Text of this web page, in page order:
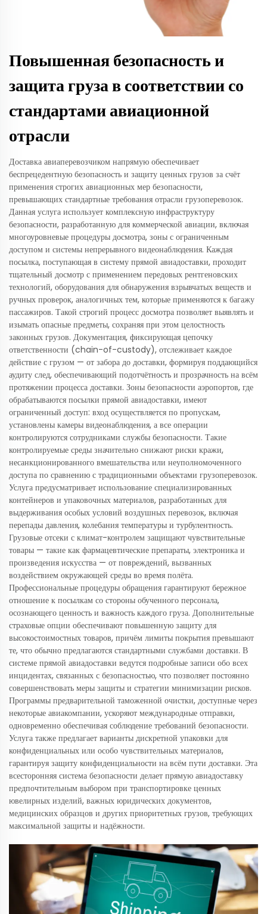
Повышенная безопасность и
защита груза в соответствии со
стандартами авиационной
отрасли
Доставка авиаперевозчиком напрямую обеспечивает
беспрецедентную безопасность и защиту ценных грузов за счёт
применения строгих авиационных мер безопасности,
превышающих стандартные требования отрасли грузоперевозок.
Данная услуга использует комплексную инфраструктуру
безопасности, разработанную для коммерческой авиации, включая
многоуровневые процедуры досмотра, зоны с ограниченным
доступом и системы непрерывного видеонаблюдения. Каждая
посылка, поступающая в систему прямой авиадоставки, проходит
тщательный досмотр с применением передовых рентгеновских
технологий, оборудования для обнаружения взрывчатых веществ и
ручных проверок, аналогичных тем, которые применяются к багажу
пассажиров. Такой строгий процесс досмотра позволяет выявлять и
изымать опасные предметы, сохраняя при этом целостность
законных грузов. Документация, фиксирующая цепочку
ответственности (chain-of-custody), отслеживает каждое
действие с грузом — от забора до доставки, формируя поддающийся
аудиту след, обеспечивающий подотчётность и прозрачность на всём
протяжении процесса доставки. Зоны безопасности аэропортов, где
обрабатываются посылки прямой авиадоставки, имеют
ограниченный доступ: вход осуществляется по пропускам,
установлены камеры видеонаблюдения, а все операции
контролируются сотрудниками службы безопасности. Такие
контролируемые среды значительно снижают риски кражи,
несанкционированного вмешательства или неуполномоченного
доступа по сравнению с традиционными объектами грузоперевозок.
Услуга предусматривает использование специализированных
контейнеров и упаковочных материалов, разработанных для
выдерживания особых условий воздушных перевозок, включая
перепады давления, колебания температуры и турбулентность.
Грузовые отсеки с климат-контролем защищают чувствительные
товары — такие как фармацевтические препараты, электроника и
произведения искусства — от повреждений, вызванных
воздействием окружающей среды во время полёта.
Профессиональные процедуры обращения гарантируют бережное
отношение к посылкам со стороны обученного персонала,
осознающего ценность и важность каждого груза. Дополнительные
страховые опции обеспечивают повышенную защиту для
высокостоимостных товаров, причём лимиты покрытия превышают
те, что обычно предлагаются стандартными службами доставки. В
системе прямой авиадоставки ведутся подробные записи обо всех
инцидентах, связанных с безопасностью, что позволяет постоянно
совершенствовать меры защиты и стратегии минимизации рисков.
Программы предварительной таможенной очистки, доступные через
некоторые авиакомпании, ускоряют международные отправки,
одновременно обеспечивая соблюдение требований безопасности.
Услуга также предлагает варианты дискретной упаковки для
конфиденциальных или особо чувствительных материалов,
гарантируя защиту конфиденциальности на всём пути доставки. Эта
всесторонняя система безопасности делает прямую авиадоставку
предпочтительным выбором при транспортировке ценных
ювелирных изделий, важных юридических документов,
медицинских образцов и других приоритетных грузов, требующих
максимальной защиты и надёжности.